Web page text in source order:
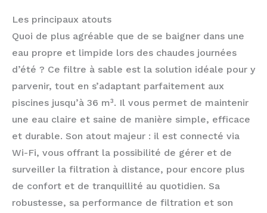
Les principaux atouts
Quoi de plus agréable que de se baigner dans une
eau propre et limpide lors des chaudes journées
d’été ? Ce filtre à sable est la solution idéale pour y
parvenir, tout en s’adaptant parfaitement aux
piscines jusqu’à 36 m³. Il vous permet de maintenir
une eau claire et saine de manière simple, efficace
et durable. Son atout majeur : il est connecté via
Wi-Fi, vous offrant la possibilité de gérer et de
surveiller la filtration à distance, pour encore plus
de confort et de tranquillité au quotidien. Sa
robustesse, sa performance de filtration et son